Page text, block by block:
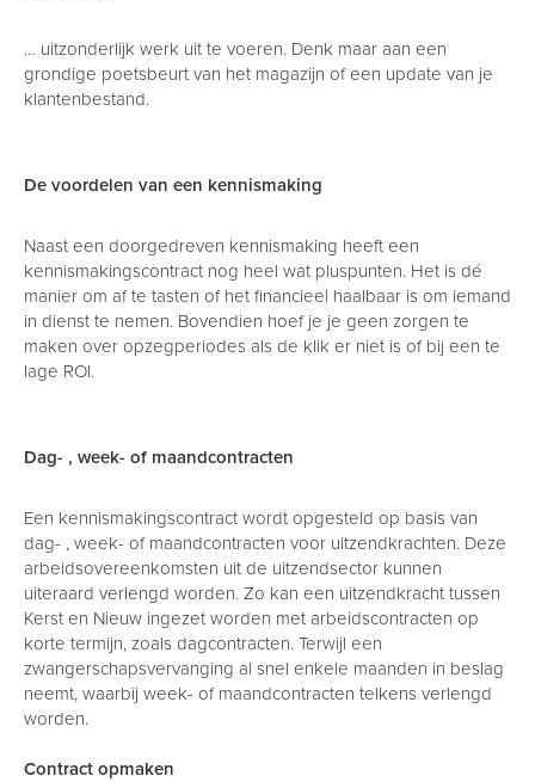
… uitzonderlijk werk uit te voeren. Denk maar aan een
grondige poetsbeurt van het magazijn of een update van je
klantenbestand.
De voordelen van een kennismaking
Naast een doorgedreven kennismaking heeft een
kennismakingscontract nog heel wat pluspunten. Het is dé
manier om af te tasten of het financieel haalbaar is om iemand
in dienst te nemen. Bovendien hoef je je geen zorgen te
maken over opzegperiodes als de klik er niet is of bij een te
lage ROI.
Dag- , week- of maandcontracten
Een kennismakingscontract wordt opgesteld op basis van
dag- , week- of maandcontracten voor uitzendkrachten. Deze
arbeidsovereenkomsten uit de uitzendsector kunnen
uiteraard verlengd worden. Zo kan een uitzendkracht tussen
Kerst en Nieuw ingezet worden met arbeidscontracten op
korte termijn, zoals dagcontracten. Terwijl een
zwangerschapsvervanging al snel enkele maanden in beslag
neemt, waarbij week- of maandcontracten telkens verlengd
worden.
Contract opmaken